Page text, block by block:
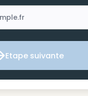
Etape suivante
Etape suivante